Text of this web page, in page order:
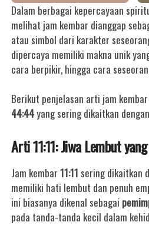
Dalam berbagai kepercayaan
melihat jam kembar dianggap
atau simbol dari karakter
dipercaya memiliki makna unik
cara berpikir, hingga cara
Berikut penjelasan arti jam
44:44yang sering dikaitkan
Arti 11:11: Jiwa Lembut
Jam kembar11:11 sering dikaitkan
memiliki hati lembut dan penuh
ini biasanya dikenal sebagai
pada tanda-tanda kecil dalam